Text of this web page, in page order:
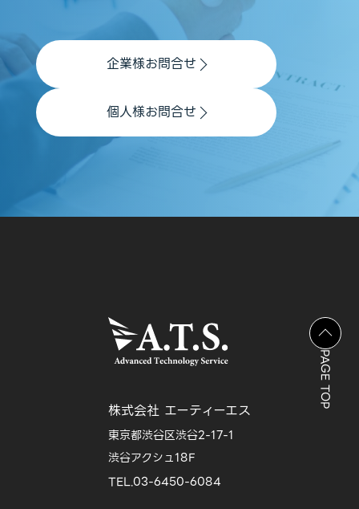
企業様お問合せ
個人様お問合せ
株式会社 エーティーエス
東京都渋谷区渋谷2-17-1
渋谷アクシュ18F
TEL.03-6450-6084
PAGE TOP